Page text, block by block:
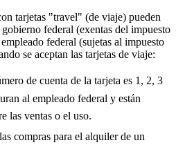
tarjetas "travel" (de viaje) pueden
federal (exentas del impuesto
federal (sujetas al impuesto
se aceptan las tarjetas de viaje:
de cuenta de la tarjeta es 1, 2, 3
al empleado federal y están
las ventas o el uso.
compras para el alquiler de un